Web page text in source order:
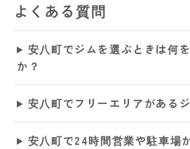
よくある質問
安八町でジムを選ぶときは何
か？
安八町でフリーエリアがある
安八町で24時間営業や駐車場